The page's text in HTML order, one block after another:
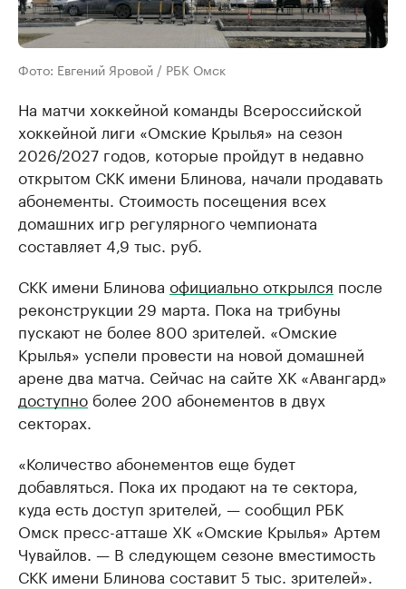
Фото: Евгений Яровой / РБК Омск
На матчи хоккейной команды Всероссийской
хоккейной лиги «Омские Крылья» на сезон
2026/2027 годов, которые пройдут в недавно
открытом СКК имени Блинова, начали продавать
абонементы. Стоимость посещения всех
домашних игр регулярного чемпионата
составляет 4,9 тыс. руб.
СКК имени Блинова официально открылся после
реконструкции 29 марта. Пока на трибуны
пускают не более 800 зрителей. «Омские
Крылья» успели провести на новой домашней
арене два матча. Сейчас на сайте ХК «Авангард»
доступно более 200 абонементов в двух
секторах.
«Количество абонементов еще будет
добавляться. Пока их продают на те сектора,
куда есть доступ зрителей, — сообщил РБК
Омск пресс-атташе ХК «Омские Крылья» Артем
Чувайлов. — В следующем сезоне вместимость
СКК имени Блинова составит 5 тыс. зрителей».